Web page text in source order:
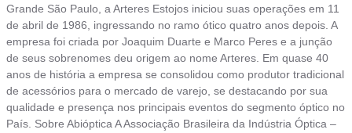
Grande São Paulo, a Arteres Estojos iniciou suas operações em 11
de abril de 1986, ingressando no ramo ótico quatro anos depois. A
empresa foi criada por Joaquim Duarte e Marco Peres e a junção
de seus sobrenomes deu origem ao nome Arteres. Em quase 40
anos de história a empresa se consolidou como produtor tradicional
de acessórios para o mercado de varejo, se destacando por sua
qualidade e presença nos principais eventos do segmento óptico no
País. Sobre Abióptica A Associação Brasileira da Indústria Óptica –